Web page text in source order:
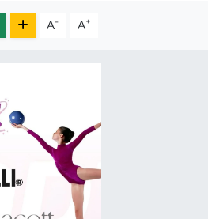
A- A+